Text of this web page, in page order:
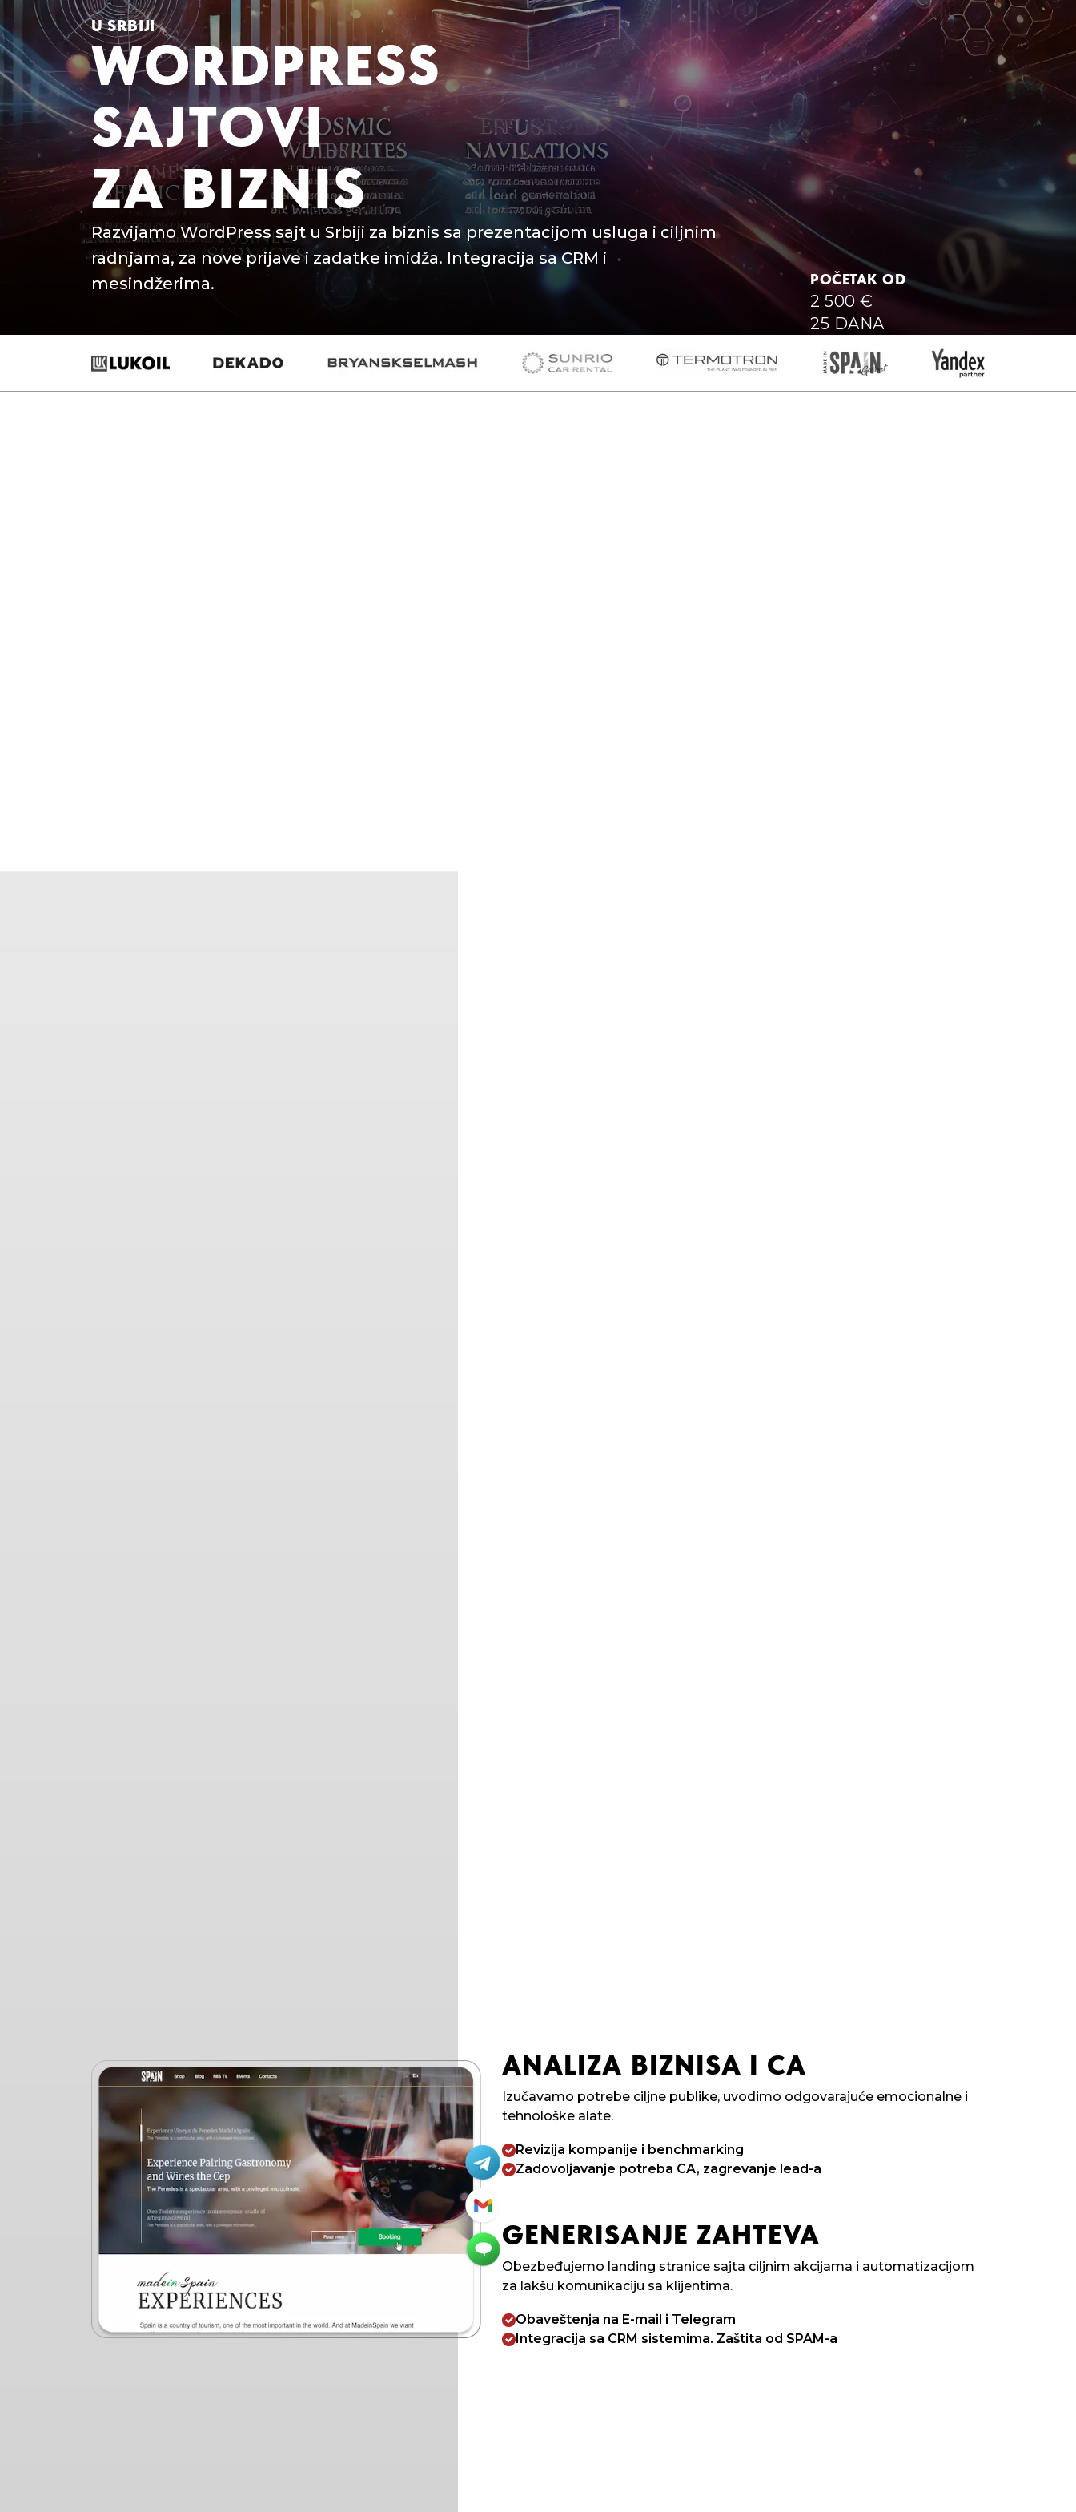
WORDPRESS
SAJTOVI
ZA BIZNIS
U SRBIJI
Razvijamo WordPress sajt u Srbiji za biznis sa prezentacijom usluga i ciljnim
radnjama, za nove prijave i zadatke imidža. Integracija sa CRM i
mesindžerima.
POČETAK OD
2 500 €
25 DANA
ANALIZA BIZNISA I CA
Izučavamo potrebe ciljne publike, uvodimo odgovarajuće emocionalne i
tehnološke alate.
Revizija kompanije i benchmarking
Zadovoljavanje potreba CA, zagrevanje lead-a
GENERISANJE ZAHTEVA
Obezbeđujemo landing stranice sajta ciljnim akcijama i automatizacijom
za lakšu komunikaciju sa klijentima.
Obaveštenja na E-mail i Telegram
Integracija sa CRM sistemima. Zaštita od SPAM-a